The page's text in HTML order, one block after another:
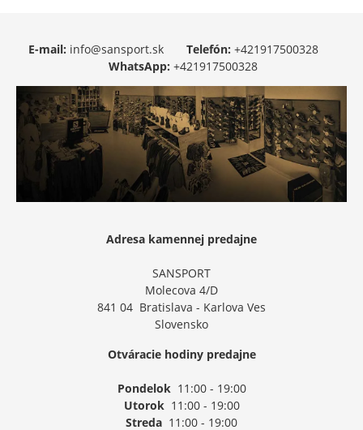
E-mail: info@sansport.sk Telefón: +421917500328
WhatsApp: +421917500328
Adresa kamennej predajne
SANSPORT
Molecova 4/D
841 04 Bratislava - Karlova Ves
Slovensko
Otváracie hodiny predajne
Pondelok11:00 - 19:00
Utorok11:00 - 19:00
Streda 11:00 - 19:00